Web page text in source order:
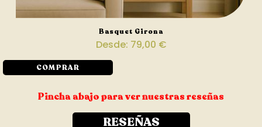
Basquet Girona
Desde: 79,00 €
COMPRAR
Pincha abajo para ver nuestras reseñas
RESEÑAS